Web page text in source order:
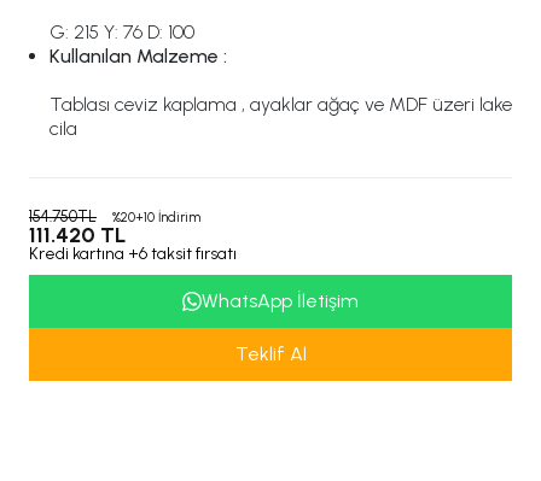
G: 215 Y: 76 D: 100
Kullanılan Malzeme :
Tablası ceviz kaplama , ayaklar ağaç ve MDF üzeri lake
cila
154.750TL %20+10 İndirim
111.420 TL
Kredi kartına +6 taksit fırsatı
WhatsApp İletişim
Teklif Al